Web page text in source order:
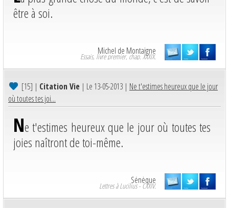
être à soi.
Michel de Montaigne
Essais, livre premier, chap. XXXIX.
[15] | Citation Vie | Le 13-05-2013 | Ne t'estimes heureux que le jour
où toutes tes joi...
Ne t'estimes heureux que le jour où toutes tes
joies naîtront de toi-même.
Sénèque
Lettres à Lucilius - CXXIV.